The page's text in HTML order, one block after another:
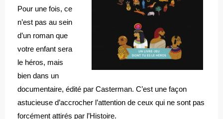
Pour une fois, ce
n’est pas au sein
d’un roman que
votre enfant sera
le héros, mais
bien dans un
documentaire, édité par Casterman. C’est une façon
astucieuse d’accrocher l’attention de ceux qui ne sont pas
forcément attirés par l’Histoire.